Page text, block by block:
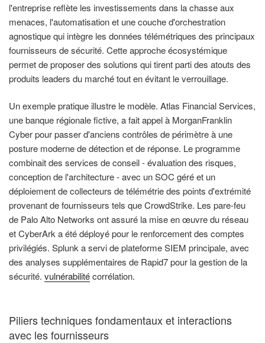
l'entreprise reflète les investissements dans la chasse aux
menaces, l'automatisation et une couche d'orchestration
agnostique qui intègre les données télémétriques des principaux
fournisseurs de sécurité. Cette approche écosystémique
permet de proposer des solutions qui tirent parti des atouts des
produits leaders du marché tout en évitant le verrouillage.
Un exemple pratique illustre le modèle. Atlas Financial Services,
une banque régionale fictive, a fait appel à MorganFranklin
Cyber pour passer d'anciens contrôles de périmètre à une
posture moderne de détection et de réponse. Le programme
combinait des services de conseil - évaluation des risques,
conception de l'architecture - avec un SOC géré et un
déploiement de collecteurs de télémétrie des points d'extrémité
provenant de fournisseurs tels que CrowdStrike. Les pare-feu
de Palo Alto Networks ont assuré la mise en œuvre du réseau
et CyberArk a été déployé pour le renforcement des comptes
privilégiés. Splunk a servi de plateforme SIEM principale, avec
des analyses supplémentaires de Rapid7 pour la gestion de la
sécurité. vulnérabilitécorrélation.
Piliers techniques fondamentaux et interactions
avec les fournisseurs